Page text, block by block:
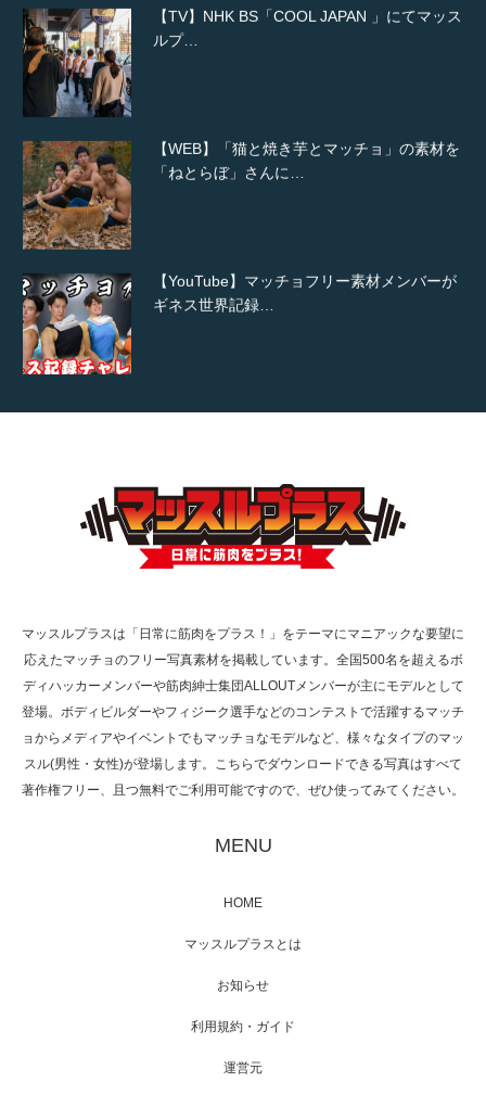
【TV】NHK BS「COOL JAPAN 」にてマッス
ルプ…
【WEB】「猫と焼き芋とマッチョ」の素材を
「ねとらぼ」さんに…
【YouTube】マッチョフリー素材メンバーが
ギネス世界記録…
TOKYO FMラジオ番組「ONE MORNING」
で紹介さ…
た（6/8放送）
映画「メカバース」舞台挨拶へマッスルプラ
【TV】NHK BS「COOL JAPAN 」にてマッス
マッスルプラスは「日常に筋肉をプラス！」をテーマにマニアックな要望に
応えたマッチョのフリー写真素材を掲載しています。全国500名を超えるボ
ディハッカーメンバーや筋肉紳士集団ALLOUTメンバーが主にモデルとして
登場。ボディビルダーやフィジーク選手などのコンテストで活躍するマッチ
ョからメディアやイベントでもマッチョなモデルなど、様々なタイプのマッ
スル(男性・女性)が登場します。こちらでダウンロードできる写真はすべて
著作権フリー、且つ無料でご利用可能ですので、ぜひ使ってみてください。
MENU
HOME
マッスルプラスとは
お知らせ
利用規約・ガイド
運営元